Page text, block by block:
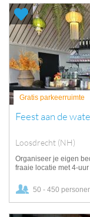
Gratis parkeerruimte
Feest aan de
Loosdrecht (NH)
Organiseer je eigen
fraaie locatie met 4-uur
50 - 450